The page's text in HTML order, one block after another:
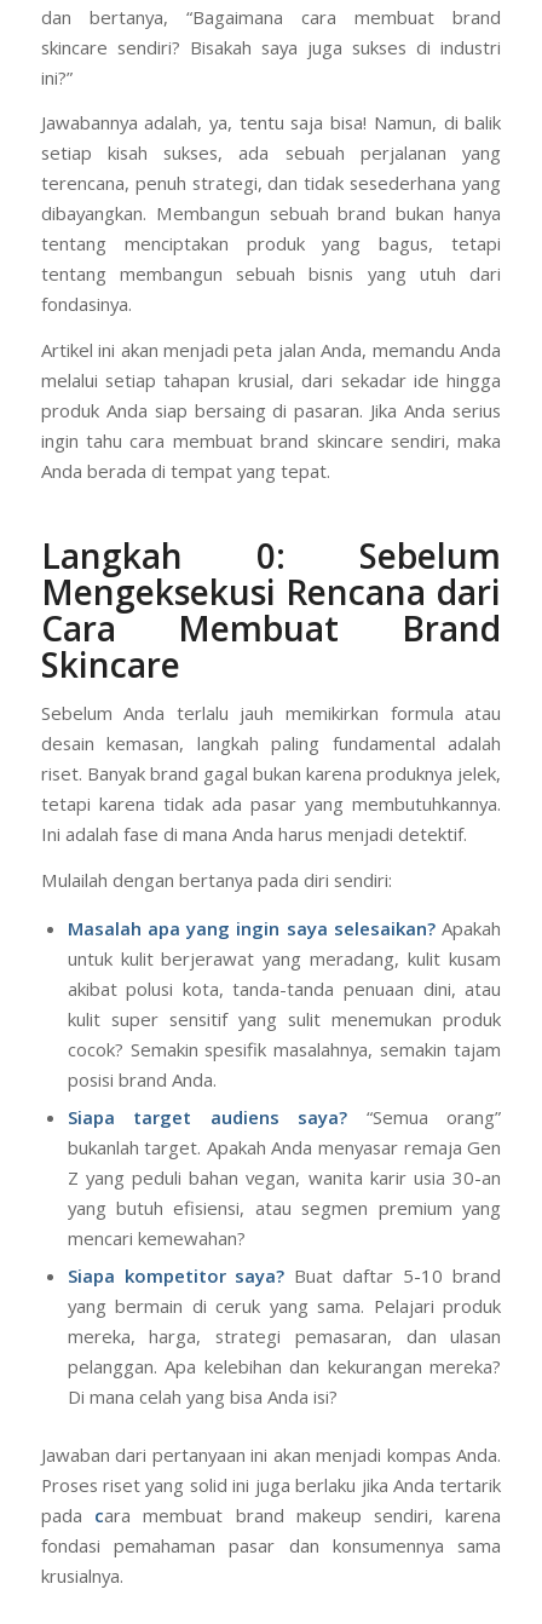
dan bertanya, “Bagaimana cara membuat brand
skincare sendiri? Bisakah saya juga sukses di industri
ini?”
Jawabannya adalah, ya, tentu saja bisa! Namun, di balik
setiap kisah sukses, ada sebuah perjalanan yang
terencana, penuh strategi, dan tidak sesederhana yang
dibayangkan. Membangun sebuah brand bukan hanya
tentang menciptakan produk yang bagus, tetapi
tentang membangun sebuah bisnis yang utuh dari
fondasinya.
Artikel ini akan menjadi peta jalan Anda, memandu Anda
melalui setiap tahapan krusial, dari sekadar ide hingga
produk Anda siap bersaing di pasaran. Jika Anda serius
ingin tahu cara membuat brand skincare sendiri, maka
Anda berada di tempat yang tepat.
Langkah 0: Sebelum
Mengeksekusi Rencana dari
Cara Membuat Brand
Skincare
Sebelum Anda terlalu jauh memikirkan formula atau
desain kemasan, langkah paling fundamental adalah
riset. Banyak brand gagal bukan karena produknya jelek,
tetapi karena tidak ada pasar yang membutuhkannya.
Ini adalah fase di mana Anda harus menjadi detektif.
Mulailah dengan bertanya pada diri sendiri:
Masalah apa yang ingin saya selesaikan? Apakah
untuk kulit berjerawat yang meradang, kulit kusam
akibat polusi kota, tanda-tanda penuaan dini, atau
kulit super sensitif yang sulit menemukan produk
cocok? Semakin spesifik masalahnya, semakin tajam
posisi brand Anda.
Siapa target audiens saya? “Semua orang”
bukanlah target. Apakah Anda menyasar remaja Gen
Z yang peduli bahan vegan, wanita karir usia 30-an
yang butuh efisiensi, atau segmen premium yang
mencari kemewahan?
Siapa kompetitor saya? Buat daftar 5-10 brand
yang bermain di ceruk yang sama. Pelajari produk
mereka, harga, strategi pemasaran, dan ulasan
pelanggan. Apa kelebihan dan kekurangan mereka?
Di mana celah yang bisa Anda isi?
Jawaban dari pertanyaan ini akan menjadi kompas Anda.
Proses riset yang solid ini juga berlaku jika Anda tertarik
pada cara membuat brand makeup sendiri, karena
fondasi pemahaman pasar dan konsumennya sama
krusialnya.